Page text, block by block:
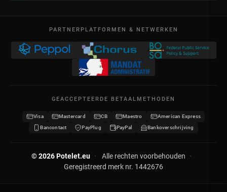
Ma – Vr
09:00 – 17:00
BTW BE 0641.740.320 - RPR Luik
Verkoopsvoorwaarden
Privacybeleid
Mijn creditnota's
Mijn kortingsbonnen
Word verdeler
PARTNERPLATFORMEN & NETWERKEN
GEACCEPTEERDE BETAALMETHODEN
Visa Mastercard CB Maestro
American Express
Bancontact
PayPlug PayPal Bankoverschrijving
© 2026 Potelet.eu · Alle rechten voorbehouden
·
Geregistreerd merk nr. 1442676